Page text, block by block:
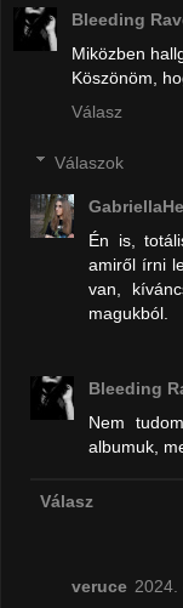
Bleeding
Miközben
Köszönöm,
Válasz
Válaszok
Én is,
amiről írni
van,
magukból.
Bleeding
Nem
albumuk,
Válasz
veruce 2024.